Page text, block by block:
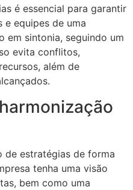
é essencial para garantir
equipes de uma
em sintonia, seguindo um
evita conflitos,
além de
de estratégias de forma
tenha uma visão
bem como uma